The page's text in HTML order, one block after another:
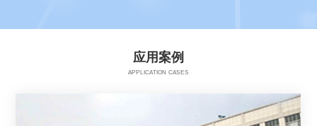
应用案例
APPLICATION CASES